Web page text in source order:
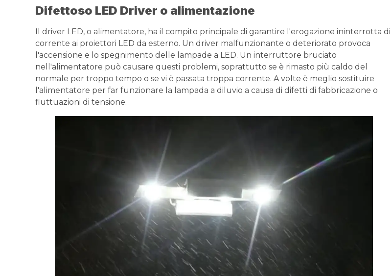
Difettoso LED Driver o alimentazione
Il driver LED, o alimentatore, ha il compito principale di garantire l'erogazione ininterrotta di
corrente ai proiettori LED da esterno. Un driver malfunzionante o deteriorato provoca
l'accensione e lo spegnimento delle lampade a LED. Un interruttore bruciato
nell'alimentatore può causare questi problemi, soprattutto se è rimasto più caldo del
normale per troppo tempo o se vi è passata troppa corrente. A volte è meglio sostituire
l'alimentatore per far funzionare la lampada a diluvio a causa di difetti di fabbricazione o
fluttuazioni di tensione.